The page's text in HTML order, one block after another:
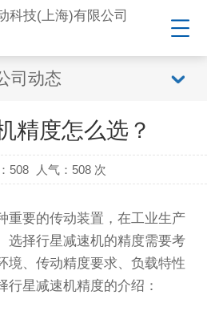
司动态
精度怎么选？
508 人气： 508 次
重要的传动装置，在工业生产
选择行星减速机的精度需要考
境、传动精度要求、负载特性
行星减速机精度的介绍：